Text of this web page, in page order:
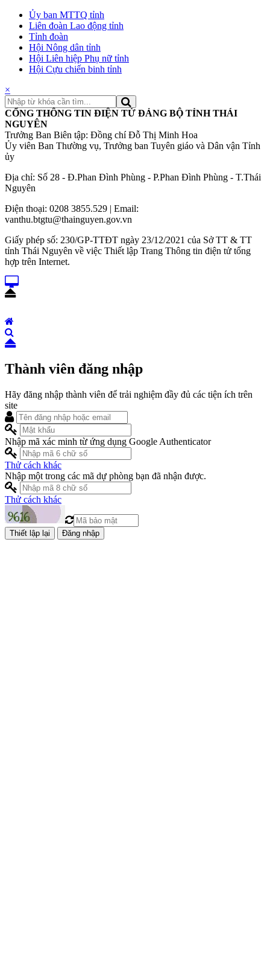
Ủy ban MTTQ tỉnh
Liên đoàn Lao động tỉnh
Tỉnh đoàn
Hội Nông dân tỉnh
Hội Liên hiệp Phụ nữ tỉnh
Hội Cựu chiến binh tỉnh
×
CỔNG THÔNG TIN ĐIỆN TỬ ĐẢNG BỘ TỈNH THÁI
NGUYÊN
Trưởng Ban Biên tập: Đồng chí Đỗ Thị Minh Hoa
Ủy viên Ban Thường vụ, Trưởng ban Tuyên giáo và Dân vận Tỉnh
ủy
Địa chỉ: Số 28 - Đ.Phan Đình Phùng - P.Phan Đình Phùng - T.Thái
Nguyên
Điện thoại: 0208 3855.529 | Email:
vanthu.btgtu@thainguyen.gov.vn
Giấy phép số: 230/GP-TTĐT ngày 23/12/2021 của Sở TT & TT
tỉnh Thái Nguyên về việc Thiết lập Trang Thông tin điện tử tổng
hợp trên Internet.
Thành viên đăng nhập
Hãy đăng nhập thành viên để trải nghiệm đầy đủ các tiện ích trên
site
Nhập mã xác minh từ ứng dụng Google Authenticator
Thử cách khác
Nhập một trong các mã dự phòng bạn đã nhận được.
Thử cách khác
Đăng nhập